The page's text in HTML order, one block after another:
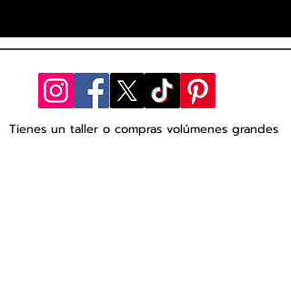
Tienes un taller o compras volúmenes grandes